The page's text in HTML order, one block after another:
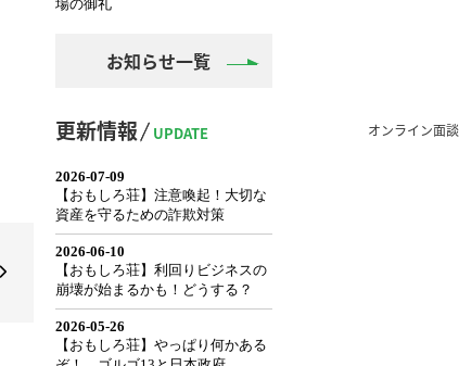
お知らせ一覧
更新情報 UPDATE オンライン面談